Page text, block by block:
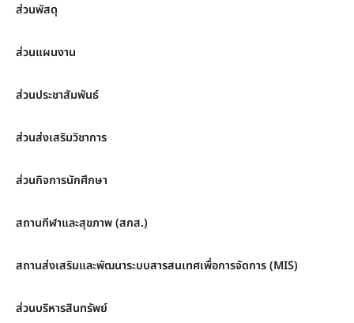
ส่วนพัสดุ
ส่วนแผนงาน
ส่วนประชาสัมพันธ์
ส่วนส่งเสริมวิชาการ
ส่วนกิจการนักศึกษา
สถานกีฬาและสุขภาพ (สกส.)
สถานส่งเสริมและพัฒนาระบบสารสนเทศเพื่อการจัดการ (MIS)
ส่วนบริหารสินทรัพย์